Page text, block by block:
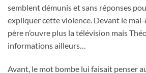
semblent démunis et sans réponses
expliquer cette violence. Devant le
père n’ouvre plus la télévision mais
informations ailleurs…
Avant, le mot bombe lui faisait penser